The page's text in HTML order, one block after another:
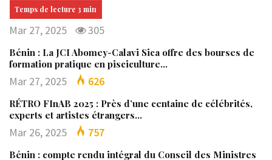
Mar 27, 2025 305
Bénin : La JCI Abomey-Calavi Sica offre des bourses de
formation pratique en pisciculture…
Mar 27, 2025 626
RÉTRO FInAB 2025 : Près d’une centaine de célébrités,
experts et artistes étrangers…
Mar 26, 2025 757
Bénin : compte rendu intégral du Conseil des Ministres